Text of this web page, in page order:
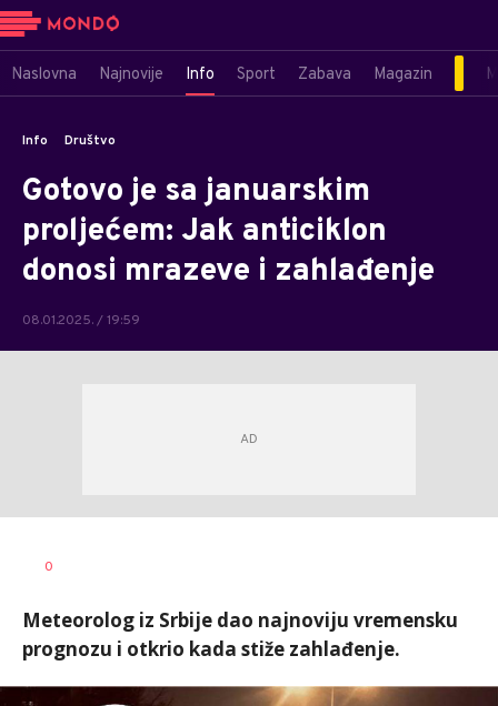
Naslovna Najnovije Info Sport Zabava Magazin
Info Društvo
Gotovo je sa januarskim
proljećem: Jak anticiklon
donosi mrazeve i zahlađenje
08.01.2025. / 19:59
AUTOR
0
Meteorolog iz Srbije dao najnoviju vremensku
prognozu i otkrio kada stiže zahlađenje.